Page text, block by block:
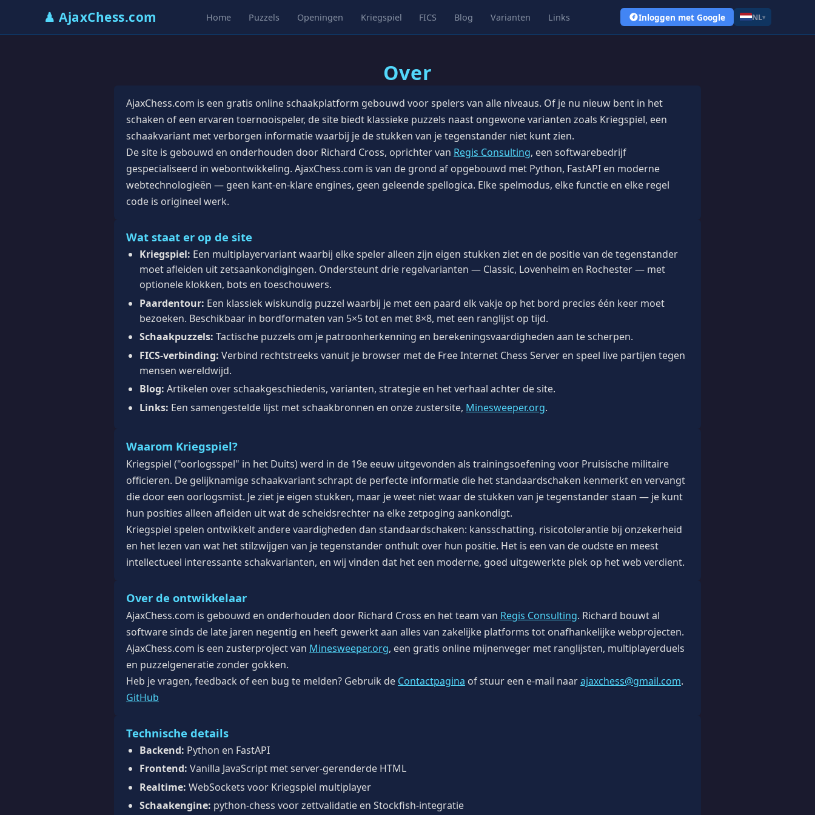
♟ AjaxChess.com Home Puzzels Openingen Kriegspiel FICS Blog Varianten Links Inloggen met Google NL▾
Over
AjaxChess.com is een gratis online schaakplatform gebouwd voor spelers van alle niveaus. Of je nu nieuw bent in het
schaken of een ervaren toernooispeler, de site biedt klassieke puzzels naast ongewone varianten zoals Kriegspiel, een
schaakvariant met verborgen informatie waarbij je de stukken van je tegenstander niet kunt zien.
De site is gebouwd en onderhouden door Richard Cross, oprichter van Regis Consulting, een softwarebedrijf
gespecialiseerd in webontwikkeling. AjaxChess.com is van de grond af opgebouwd met Python, FastAPI en moderne
webtechnologieën — geen kant-en-klare engines, geen geleende spellogica. Elke spelmodus, elke functie en elke regel
code is origineel werk.
Wat staat er op de site
Kriegspiel: Een multiplayervariant waarbij elke speler alleen zijn eigen stukken ziet en de positie van de tegenstander
moet afleiden uit zetsaankondigingen. Ondersteunt drie regelvarianten — Classic, Lovenheim en Rochester — met
optionele klokken, bots en toeschouwers.
Paardentour: Een klassiek wiskundig puzzel waarbij je met een paard elk vakje op het bord precies één keer moet
bezoeken. Beschikbaar in bordformaten van 5×5 tot en met 8×8, met een ranglijst op tijd.
Schaakpuzzels: Tactische puzzels om je patroonherkenning en berekeningsvaardigheden aan te scherpen.
FICS-verbinding: Verbind rechtstreeks vanuit je browser met de Free Internet Chess Server en speel live partijen tegen
mensen wereldwijd.
Blog: Artikelen over schaakgeschiedenis, varianten, strategie en het verhaal achter de site.
Links: Een samengestelde lijst met schaakbronnen en onze zustersite, Minesweeper.org.
Waarom Kriegspiel?
Kriegspiel ("oorlogsspel" in het Duits) werd in de 19e eeuw uitgevonden als trainingsoefening voor Pruisische militaire
officieren. De gelijknamige schaakvariant schrapt de perfecte informatie die het standaardschaken kenmerkt en vervangt
die door een oorlogsmist. Je ziet je eigen stukken, maar je weet niet waar de stukken van je tegenstander staan — je kunt
hun posities alleen afleiden uit wat de scheidsrechter na elke zetpoging aankondigt.
Kriegspiel spelen ontwikkelt andere vaardigheden dan standaardschaken: kansschatting, risicotolerantie bij onzekerheid
en het lezen van wat het stilzwijgen van je tegenstander onthult over hun positie. Het is een van de oudste en meest
intellectueel interessante schakvarianten, en wij vinden dat het een moderne, goed uitgewerkte plek op het web verdient.
Over de ontwikkelaar
AjaxChess.com is gebouwd en onderhouden door Richard Cross en het team van Regis Consulting. Richard bouwt al
software sinds de late jaren negentig en heeft gewerkt aan alles van zakelijke platforms tot onafhankelijke webprojecten.
AjaxChess.com is een zusterproject van Minesweeper.org, een gratis online mijnenveger met ranglijsten, multiplayerduels
en puzzelgeneratie zonder gokken.
Heb je vragen, feedback of een bug te melden? Gebruik de Contactpagina of stuur een e-mail naarajaxchess@gmail.com.
GitHub
Technische details
Backend: Python en FastAPI
Frontend: Vanilla JavaScript met server-gerenderde HTML
Realtime: WebSockets voor Kriegspiel multiplayer
Schaakengine: python-chess voor zettvalidatie en Stockfish-integratie